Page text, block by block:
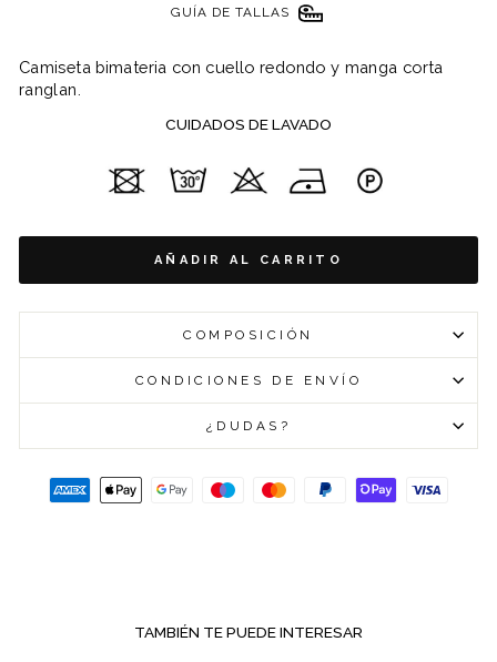
GUÍA DE TALLAS
Camiseta bimateria con cuello redondo y manga corta
ranglan.
CUIDADOS DE LAVADO
AÑADIR AL CARRITO
COMPOSICIÓN
CONDICIONES DE ENVÍO
¿DUDAS?
TAMBIÉN TE PUEDE INTERESAR